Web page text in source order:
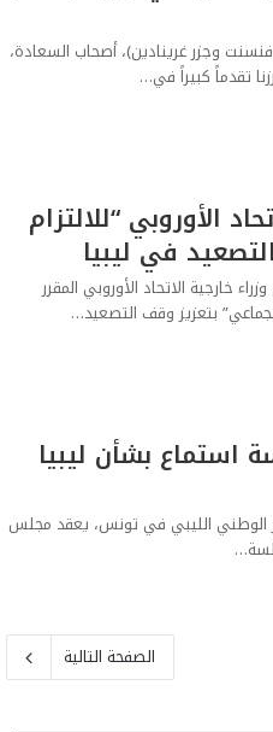
وجزر غرينادين)، أصحاب السعادة،
الأوروبي “للالتزام
في ليبيا
خارجية الاتحاد الأوروبي المقرر
بتعزيز وقف التصعيد…
بشأن ليبيا
الوطني الليبي في تونس، يعقد مجلس
الصفحة التالية